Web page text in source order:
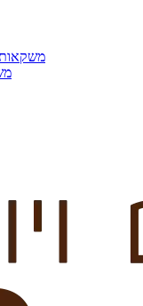
משקאות